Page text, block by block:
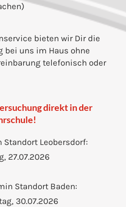
bieten wir Dir die
bei uns im Haus ohne
telefonisch oder
direkt in der
Standort Leobersdorf:
27.07.2026
Standort Baden:
30.07.2026